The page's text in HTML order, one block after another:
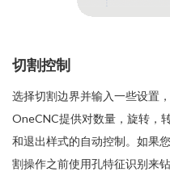
切割控制
选择切割边界并输入一些设置
OneCNC提供对数量，旋转，
和退出样式的自动控制。如果
割操作之前使用孔特征识别来